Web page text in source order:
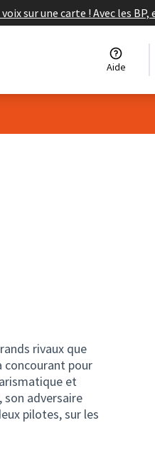
sur une carte ! Avec les
Aide
rivaux que
concourant pour
et
son adversaire
pilotes, sur les